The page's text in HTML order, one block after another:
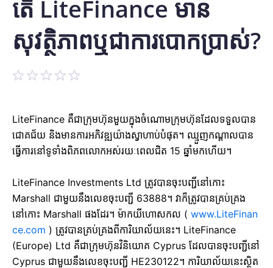
តើ LiteFinance មាន
សុវត្ថិភាពឬជាការបោកប្រាស់?
LiteFinance គឺជាក្រុមហ៊ុនមួយក្នុងចំណោមក្រុមហ៊ុនដែលទទួលបាន
ជោគជ័យ និងមានការអភិវឌ្ឍយ៉ាងស្វាហាប់បំផុត។ ឈ្មួញកណ្តាលបាន
ធ្វើការនៅទូទាំងពិភពលោកអស់រយៈពេលជិត 15 ឆ្នាំមកហើយ។
LiteFinance Investments Ltd ត្រូវបានចុះបញ្ជីនៅកោះ
Marshall ជាមួយនឹងលេខចុះបញ្ជី 63888។ វាក៏ត្រូវបានគ្រប់គ្រង
នៅកោះ Marshall ផងដែរ។ ម៉ាកយីហោសកល ( www.LiteFinan
ce.com ) ត្រូវបានគ្រប់គ្រងពីការិយាល័យនេះ។ LiteFinance
(Europe) Ltd គឺជាក្រុមហ៊ុនវិនិយោគ Cyprus ដែលបានចុះបញ្ជីនៅ
Cyprus ជាមួយនឹងលេខចុះបញ្ជី HE230122។ ការិយាល័យនេះស្ថិត